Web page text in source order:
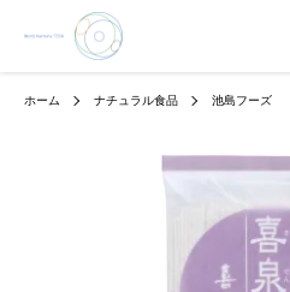
ホーム ナチュラル食品 池島フーズ